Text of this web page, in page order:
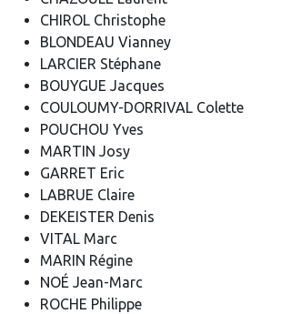
CHIROL Christophe
BLONDEAU Vianney
LARCIER Stéphane
BOUYGUE Jacques
COULOUMY-DORRIVAL Colette
POUCHOU Yves
MARTIN Josy
GARRET Eric
LABRUE Claire
DEKEISTER Denis
VITAL Marc
MARIN Régine
NOÉ Jean-Marc
ROCHE Philippe